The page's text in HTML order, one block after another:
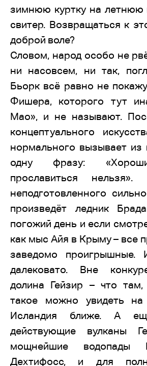
зимнюю куртку на летнюю
свитер. Возвращаться к
доброй воле?
Словом, народ особо не
ни насовсем, ни так,
Бьорк всё равно не
Фишера, которого тут
Мао», и не называют.
концептуального
нормального вызывает из
одну фразу:
прославиться
неподготовленного
произведёт ледник
погожий день и если
как мыс Айя в Крыму – все
заведомо проигрышные.
далековато. Вне
долина Гейзир – что
такое можно увидеть на
Исландия ближе. А
действующие вулканы
мощнейшие водопады
Дехтифосс, и для